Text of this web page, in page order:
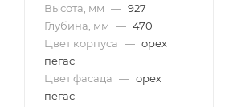
Высота, мм — 927
Глубина, мм — 470
Цвет корпуса — орех
пегас
Цвет фасада — орех
пегас